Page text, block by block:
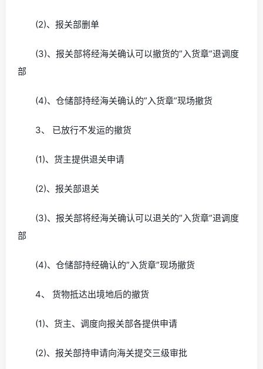
(2)、报关部删单
(3)、报关部将经海关确认可以撤货的”入货章”退调度
部
(4)、仓储部持经海关确认的”入货章”现场撤货
3、 已放行不发运的撤货
(1)、货主提供退关申请
(2)、报关部退关
(3)、报关部将经海关确认可以退关的”入货章”退调度
部
(4)、仓储部持经确认的”入货章”现场撤货
4、 货物抵达出境地后的撤货
(1)、货主、调度向报关部各提供申请
(2)、报关部持申请向海关提交三级审批